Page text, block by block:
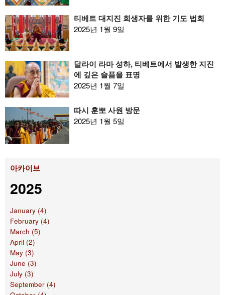
티베트 대지진 희생자를 위한 기도 법회
2025년 1월 9일
달라이 라마 성하, 티베트에서 발생한 지진
에 깊은 슬픔을 표명
2025년 1월 7일
따시 훈뽀 사원 방문
2025년 1월 5일
아카이브
2025
January (4)
February (4)
March (5)
April (2)
May (3)
June (3)
July (3)
September (4)